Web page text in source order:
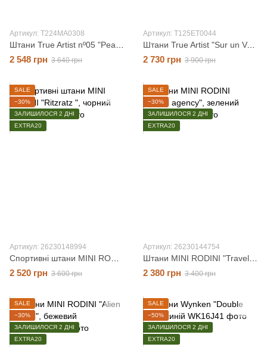
Артикул: T224MA0308
2 548 грн 3 640 грн
Артикул: T125ET0044
Штани True Artist "Sur un Voilier", різнокольоровий, 4-5 років
2 730 грн 3 900 грн
SALE
−30%
ЗАЛИШИЛОСЯ 2 ДНІ
EXTRA20
Артикул: 26230148994
2 520 грн 3 600 грн
SALE
−30%
ЗАЛИШИЛОСЯ 2 ДНІ
EXTRA20
Артикул: 26230144754
2 380 грн 3 400 грн
SALE
−30%
ЗАЛИШИЛОСЯ 2 ДНІ
EXTRA20
SALE
−50%
ЗАЛИШИЛОСЯ 2 ДНІ
EXTRA20